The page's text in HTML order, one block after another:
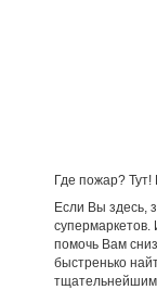
Где пожар?
Если Вы здесь,
помочь Вам
быстренько